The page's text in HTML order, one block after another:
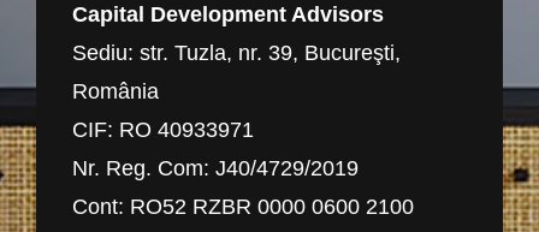
Capital Development Advisors
Sediu: str. Tuzla, nr. 39, Bucureşti,
România
CIF: RO 40933971
Nr. Reg. Com: J40/4729/2019
Cont: RO52 RZBR 0000 0600 2100